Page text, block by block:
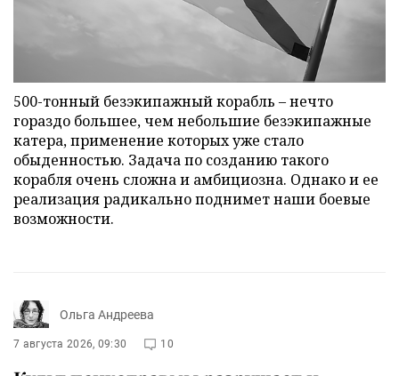
500-тонный безэкипажный корабль – нечто
гораздо большее, чем небольшие безэкипажные
катера, применение которых уже стало
обыденностью. Задача по созданию такого
корабля очень сложна и амбициозна. Однако и ее
реализация радикально поднимет наши боевые
возможности.
Ольга Андреева
7 августа 2026, 09:30 10